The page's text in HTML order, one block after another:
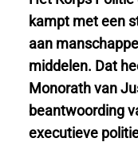
kampt met een
aan
middelen. Dat
Monorath van
beantwoording
executieve